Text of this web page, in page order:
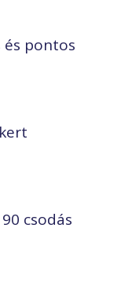
és pontos
csodás